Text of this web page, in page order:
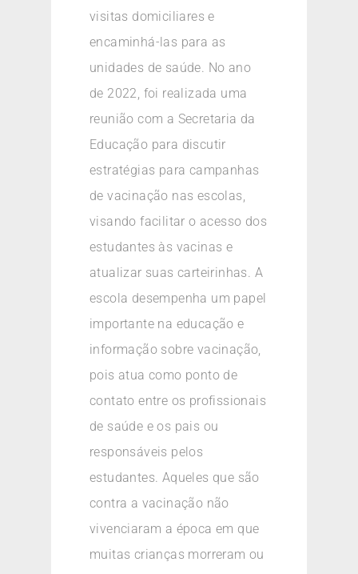
visitas domiciliares e
encaminhá-las para as
unidades de saúde. No ano
de 2022, foi realizada uma
reunião com a Secretaria da
Educação para discutir
estratégias para campanhas
de vacinação nas escolas,
visando facilitar o acesso dos
estudantes às vacinas e
atualizar suas carteirinhas. A
escola desempenha um papel
importante na educação e
informação sobre vacinação,
pois atua como ponto de
contato entre os profissionais
de saúde e os pais ou
responsáveis pelos
estudantes. Aqueles que são
contra a vacinação não
vivenciaram a época em que
muitas crianças morreram ou